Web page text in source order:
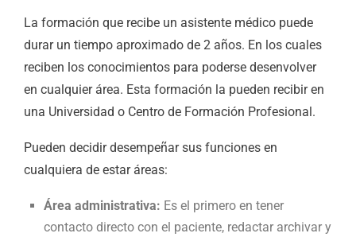
La formación que recibe un asistente médico puede
durar un tiempo aproximado de 2 años. En los cuales
reciben los conocimientos para poderse desenvolver
en cualquier área. Esta formación la pueden recibir en
una Universidad o Centro de Formación Profesional.
Pueden decidir desempeñar sus funciones en
cualquiera de estar áreas:
Área administrativa: Es el primero en tener
contacto directo con el paciente, redactar archivar y